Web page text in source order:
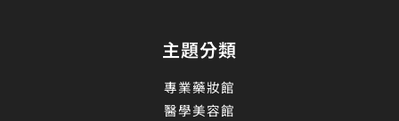
主題分類
專業藥妝館
醫學美容館